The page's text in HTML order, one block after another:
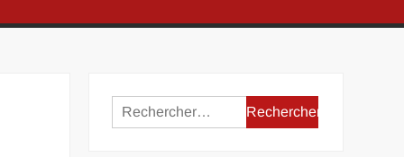
Rechercher :